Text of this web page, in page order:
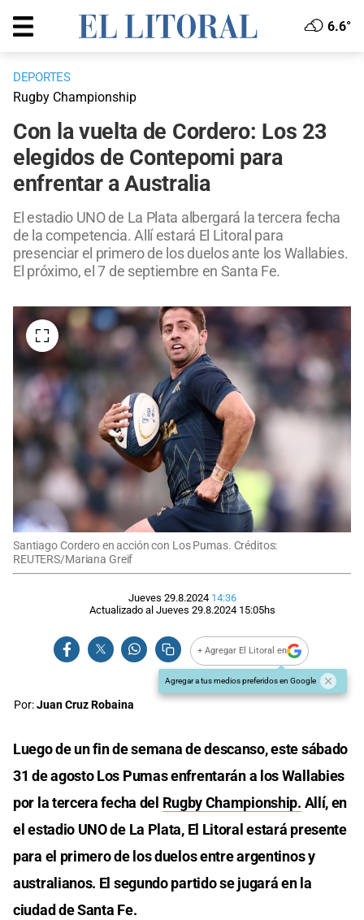
6.6°
DEPORTES
Rugby Championship
Con la vuelta de Cordero: Los 23
elegidos de Contepomi para
enfrentar a Australia
El estadio UNO de La Plata albergará la tercera fecha
de la competencia. Allí estará El Litoral para
presenciar el primero de los duelos ante los Wallabies.
El próximo, el 7 de septiembre en Santa Fe.
Santiago Cordero en acción con Los Pumas. Créditos:
REUTERS/Mariana Greif
Jueves 29.8.2024 14:36
Actualizado al Jueves 29.8.2024 15:05hs
+ Agregar El Litoral en
Agregar a tus medios preferidos en Google
Por:Juan Cruz Robaina
Luego de un fin de semana de descanso, este sábado
31 de agosto Los Pumas enfrentarán a los Wallabies
por la tercera fecha del Rugby Championship. Allí, en
el estadio UNO de La Plata, El Litoral estará presente
para el primero de los duelos entre argentinos y
australianos. El segundo partido se jugará en la
ciudad de Santa Fe.